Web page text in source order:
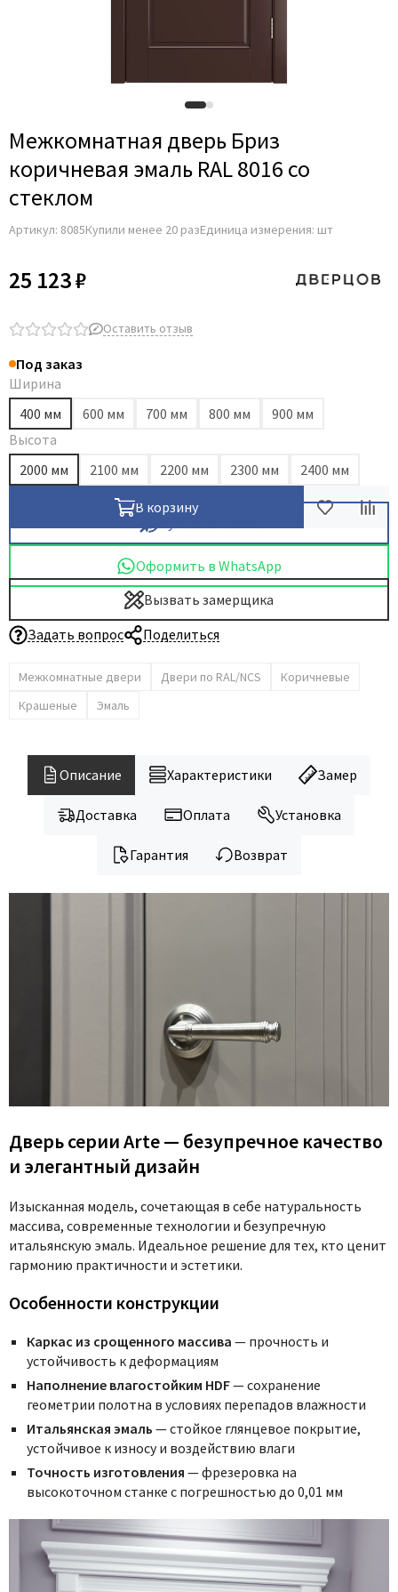
Межкомнатная дверь Бриз
коричневая эмаль RAL 8016 со
стеклом
Артикул: 8085Купили менее 20 разЕдиница измерения: шт
25 123 ₽
Оставить отзыв
Под заказ
Ширина
400 мм
600 мм 700 мм 800 мм
900 мм
Высота
2000 мм
2100 мм 2200 мм 2300 мм 2400 мм
В корзину
Оформить в WhatsApp
Вызвать замерщика
Задать вопрос
Поделиться
Межкомнатные двери Двери по RAL/NCS
Коричневые
Крашеные
Эмаль
Описание Характеристики Замер
Доставка Оплата Установка
Гарантия Возврат
Дверь серии Arte — безупречное качество
и элегантный дизайн
Изысканная модель, сочетающая в себе натуральность
массива, современные технологии и безупречную
итальянскую эмаль. Идеальное решение для тех, кто ценит
гармонию практичности и эстетики.
Особенности конструкции
Каркас из срощенного массива — прочность и
устойчивость к деформациям
Наполнение влагостойким HDF— сохранение
геометрии полотна в условиях перепадов влажности
Итальянская эмаль — стойкое глянцевое покрытие,
устойчивое к износу и воздействию влаги
Точность изготовления — фрезеровка на
высокоточном станке с погрешностью до 0,01 мм